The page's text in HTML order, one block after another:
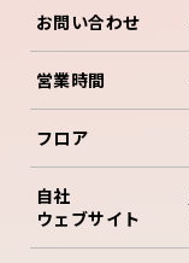
お問い合わせ
営業時間
フロア
自社
ウェブサイト